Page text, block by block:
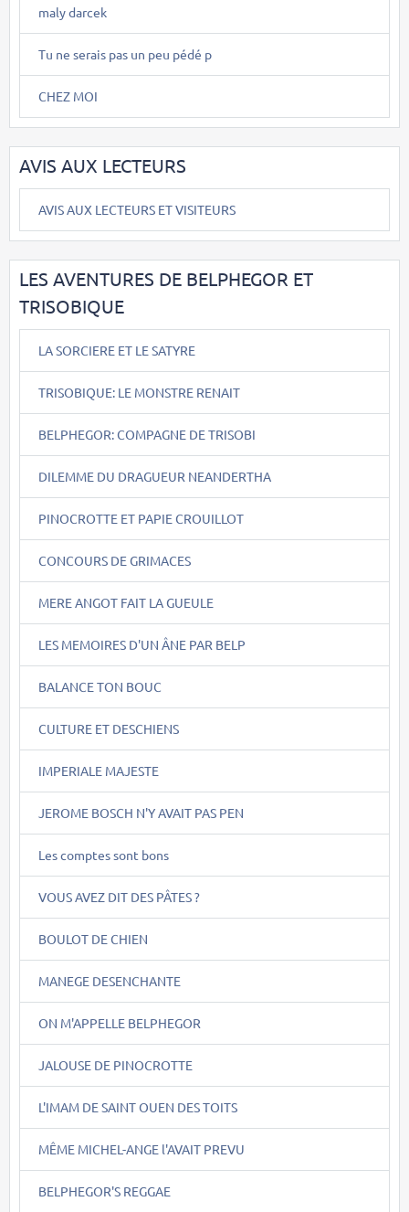
maly darcek
Tu ne serais pas un peu pédé p
CHEZ MOI
AVIS AUX LECTEURS
AVIS AUX LECTEURS ET VISITEURS
LES AVENTURES DE BELPHEGOR ET
TRISOBIQUE
LA SORCIERE ET LE SATYRE
TRISOBIQUE: LE MONSTRE RENAIT
BELPHEGOR: COMPAGNE DE TRISOBI
DILEMME DU DRAGUEUR NEANDERTHA
PINOCROTTE ET PAPIE CROUILLOT
CONCOURS DE GRIMACES
MERE ANGOT FAIT LA GUEULE
LES MEMOIRES D'UN ÂNE PAR BELP
BALANCE TON BOUC
CULTURE ET DESCHIENS
IMPERIALE MAJESTE
JEROME BOSCH N'Y AVAIT PAS PEN
Les comptes sont bons
VOUS AVEZ DIT DES PÂTES ?
BOULOT DE CHIEN
MANEGE DESENCHANTE
ON M'APPELLE BELPHEGOR
JALOUSE DE PINOCROTTE
L'IMAM DE SAINT OUEN DES TOITS
MÊME MICHEL-ANGE l'AVAIT PREVU
BELPHEGOR'S REGGAE